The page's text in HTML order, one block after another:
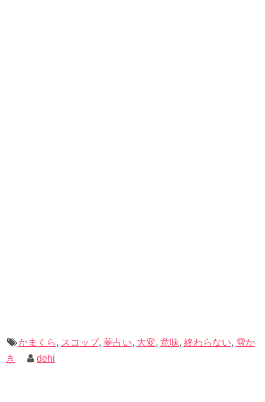
のです。
優しい文体で書かれたこの本には、励みや優しさ溢れる言
かまくら, スコップ, 夢占い, 大変, 意味, 終わらない, 雪か
き
dehi